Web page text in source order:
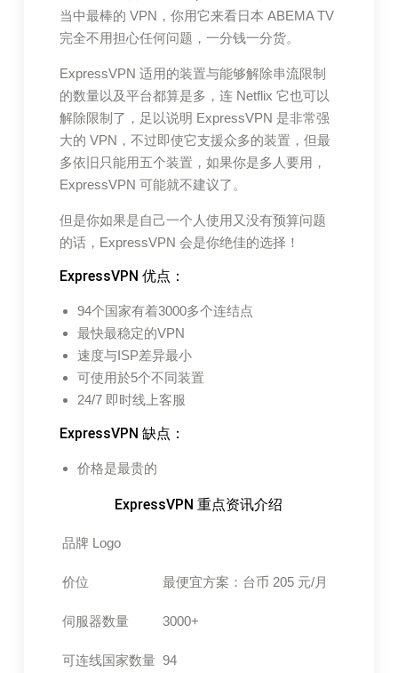
当中最棒的 VPN，你用它来看日本 ABEMA TV
完全不用担心任何问题，一分钱一分货。
ExpressVPN 适用的装置与能够解除串流限制
的数量以及平台都算是多，连 Netflix 它也可以
解除限制了，足以说明 ExpressVPN 是非常强
大的 VPN，不过即使它支援众多的装置，但最
多依旧只能用五个装置，如果你是多人要用，
ExpressVPN 可能就不建议了。
但是你如果是自己一个人使用又没有预算问题
的话，ExpressVPN 会是你绝佳的选择！
ExpressVPN 优点：
94个国家有着3000多个连结点
最快最稳定的VPN
速度与ISP差异最小
可使用於5个不同装置
24/7 即时线上客服
ExpressVPN 缺点：
价格是最贵的
ExpressVPN 重点资讯介绍
品牌 Logo
价位 最便宜方案：台币 205 元/月
伺服器数量 3000+
可连线国家数量 94